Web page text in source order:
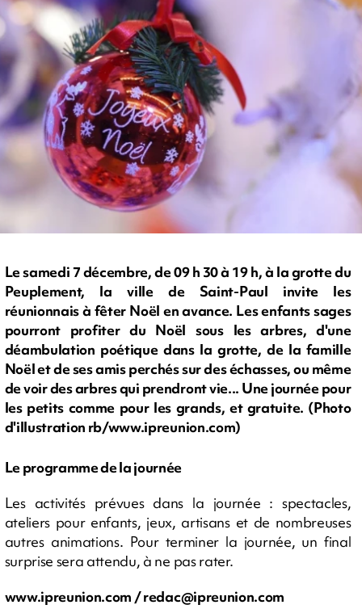
Le samedi 7 décembre, de 09 h 30 à 19 h, à la grotte du
Peuplement, la ville de Saint-Paul invite les
réunionnais à fêter Noël en avance. Les enfants sages
pourront profiter du Noël sous les arbres, d'une
déambulation poétique dans la grotte, de la famille
Noël et de ses amis perchés sur des échasses, ou même
de voir des arbres qui prendront vie... Une journée pour
les petits comme pour les grands, et gratuite. (Photo
d'illustration rb/www.ipreunion.com)
Le programme de la journée
Les activités prévues dans la journée : spectacles,
ateliers pour enfants, jeux, artisans et de nombreuses
autres animations. Pour terminer la journée, un final
surprise sera attendu, à ne pas rater.
www.ipreunion.com /redac@ipreunion.com